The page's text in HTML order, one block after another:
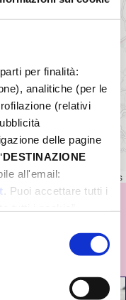
per finalità:
analitiche (per le
(relativi
delle pagine
DESTINAZIONE
all'email:
. Puoi accettare tutti i
su “Personalizza”.
dati potranno
per il
|© OpenStreetMap contributors